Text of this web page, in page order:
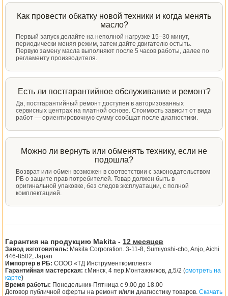
Как провести обкатку новой техники и когда менять
масло?
Первый запуск делайте на неполной нагрузке 15–30 минут,
периодически меняя режим, затем дайте двигателю остыть.
Первую замену масла выполняют после 5 часов работы, далее по
регламенту производителя.
Есть ли постгарантийное обслуживание и ремонт?
Да, постгарантийный ремонт доступен в авторизованных
сервисных центрах на платной основе. Стоимость зависит от вида
работ — ориентировочную сумму сообщат после диагностики.
Можно ли вернуть или обменять технику, если не
подошла?
Возврат или обмен возможен в соответствии с законодательством
РБ о защите прав потребителей. Товар должен быть в
оригинальной упаковке, без следов эксплуатации, с полной
комплектацией.
Гарантия на продукцию Makita - 12 месяцев
Завод изготовитель: Makita Corporation. 3-11-8, Sumiyoshi-cho, Anjo, Aichi
446-8502, Japan
Импортер в РБ: СООО «ТД Инструменткомплект»
Гарантийная мастерская: г.Минск, 4 пер.Монтажников, д.5/2 (смотреть на
карте)
Время работы: Понедельник-Пятница с 9.00 до 18.00
Договор публичной оферты на ремонт и/или диагностику товаров. Скачать